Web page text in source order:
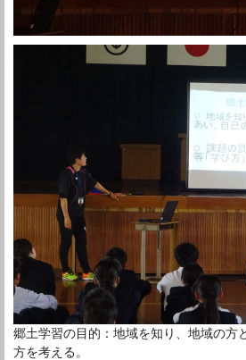
郷土学習の目的：地域を知り、地域の方
方を考える。